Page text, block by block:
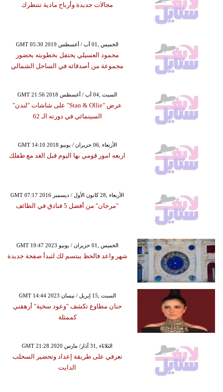
مجالات جديدة وأرباح مادية تنتظرك
GMT 05:30 2019 الخميس ,01 آب / أغسطس
محمود العسيلي يحتفل بخطوبته بحضور
مجموعة من أصدقائه في الساحل الشمالي
GMT 21:56 2018 السبت ,04 آب / أغسطس
عرض "Stan & Ollie" على شاشات "لندن"
السينمائي في دورته الـ 62
GMT 14:10 2018 الأربعاء ,06 حزيران / يونيو
اربعه امور قومي بها اليوم قبل الغد مع طفلك
GMT 07:17 2016 الأربعاء ,28 كانون الأول / ديسمبر
"مرجان" من أفضل 5 فنادق في الطائف
GMT 19:47 2023 الخميس ,01 حزيران / يونيو
شهر واعد فالحظ يبتسم لك لتبدأ صفحة جديدة
GMT 14:44 2023 السبت ,15 إبريل / نيسان
حنان مطاوع تكشف "وعود سخية" أرهقني
كممثلة
GMT 21:28 2020 الثلاثاء ,31 آذار/ مارس
تعرفي على طريقة إعداد وتحضير السحلب
الدايت